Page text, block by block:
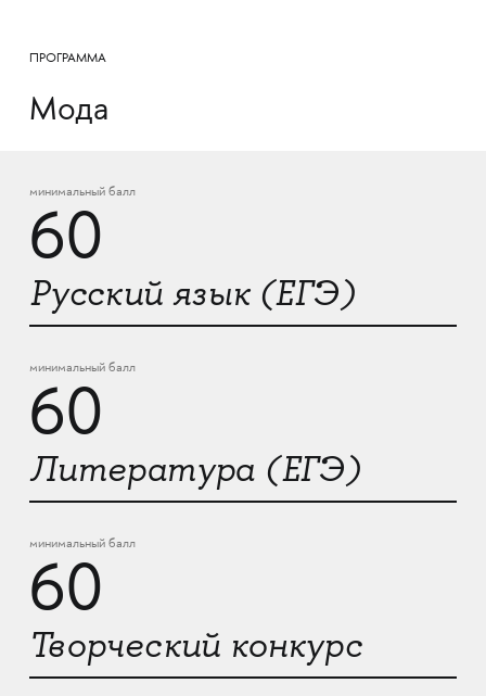
ПРОГРАММА
Мода
минимальный балл
60
Русский язык (ЕГЭ)
минимальный балл
60
Литература (ЕГЭ)
минимальный балл
60
Творческий конкурс